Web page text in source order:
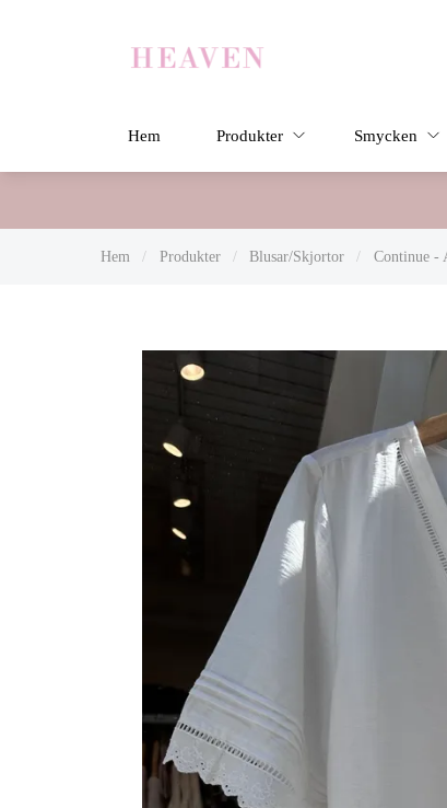
Hem Produkter Smycken
Hem / Produkter / Blusar/Skjortor / Continue -